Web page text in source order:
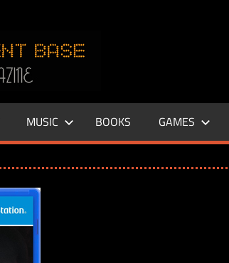
–
LIFE
MUSIC BOOKS GAMES